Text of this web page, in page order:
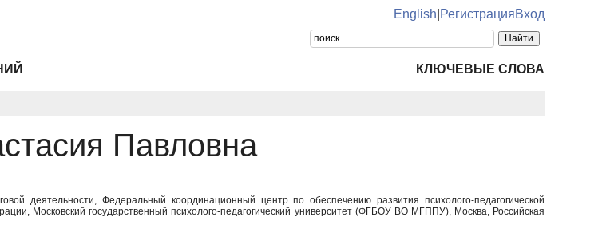
English РегистрацияВход
КЛЮЧЕВЫЕ СЛОВА
Павловна
деятельности, Федеральный координационный центр по обеспечению развития психолого-педагогической
Московский государственный психолого-педагогический университет (ФГБОУ ВО МГППУ), Москва, Российская